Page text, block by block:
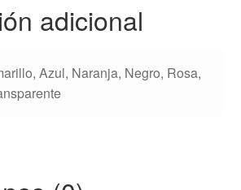
adicional
Azul, Naranja, Negro, Rosa,